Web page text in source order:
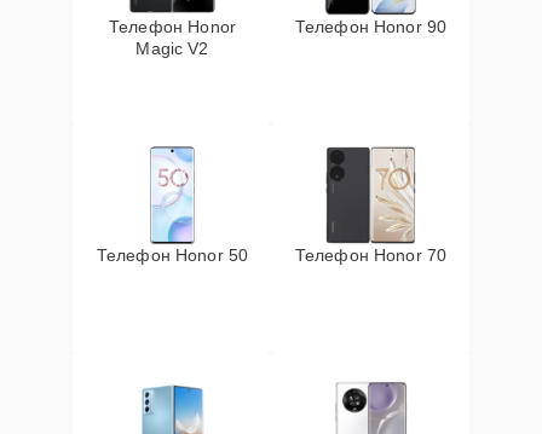
Телефон Honor
Magic V2
Телефон Honor 90
Телефон Honor 50 Телефон Honor 70